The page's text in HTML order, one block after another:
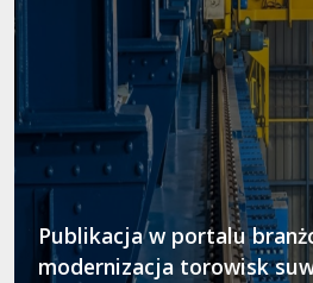
Publikacja w portalu
modernizacja torowisk